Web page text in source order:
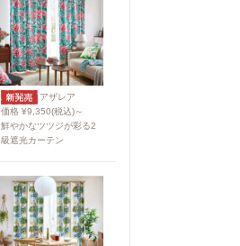
アザレア
価格 ¥9,350(税込)～
鮮やかなツツジが彩る2
級遮光カーテン